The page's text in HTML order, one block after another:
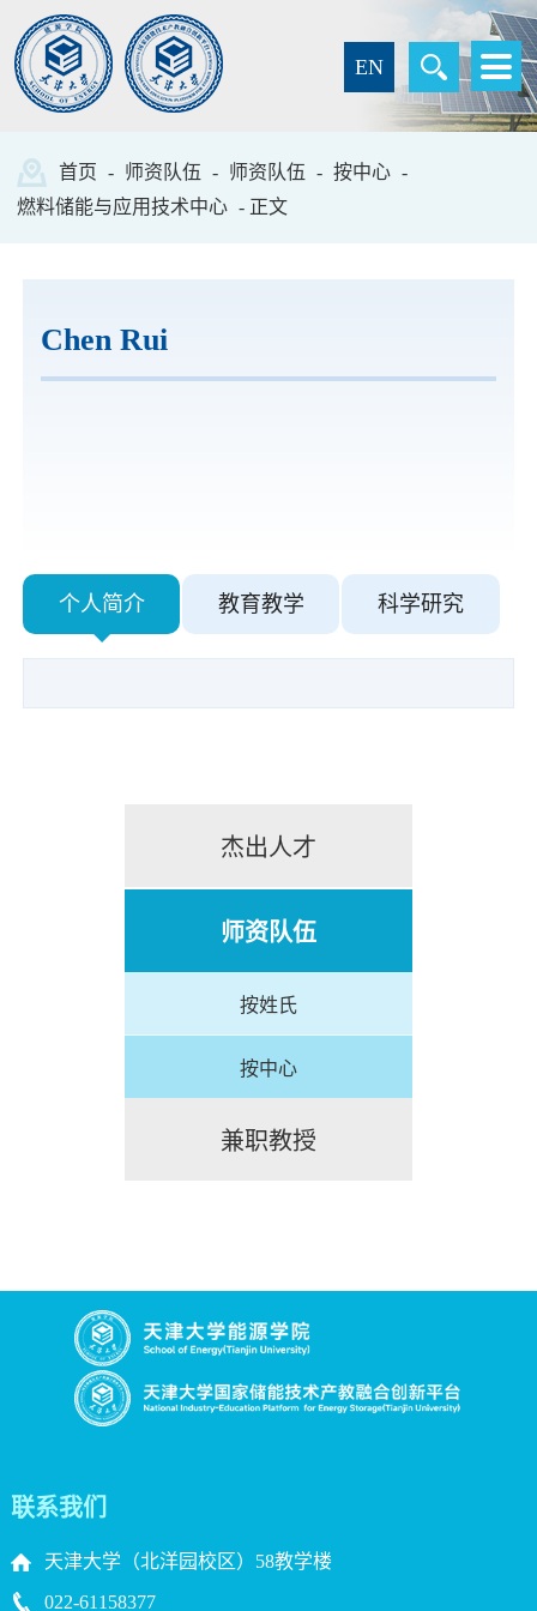
EN
首页 - 师资队伍 - 师资队伍 - 按中心 -
燃料储能与应用技术中心 - 正文
Chen Rui
个人简介 教育教学 科学研究
杰出人才
师资队伍
按姓氏
按中心
兼职教授
联系我们
天津大学（北洋园校区）58教学楼
022-61158377